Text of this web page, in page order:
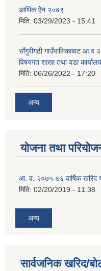
आर्थिक ऐेन २०७९
मिति: 03/29/2023 - 15:41
साँगुरीगढी गाउँपालिकाबाट आ.व
विषयगत शाखा तथा वडा
मिति: 06/26/2022 - 17:20
अन्य
योजना तथा
आ. व. २०७५-७६ वार्षिक खरिद
मिति: 02/20/2019 - 11:38
अन्य
सार्वजनिक खरिद/